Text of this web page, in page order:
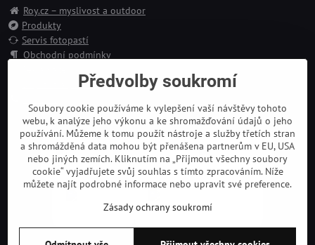
Roy.cz – myslivost a outdoor
Produkty
Servis fotopastí
Obchodní podmínky
Doprava a platbaPředvolby soukromí
Soubory cookie používáme k vylepšení vaší návštěvy tohoto
webu, k analýze jeho výkonu a ke shromažďování údajů o jeho
používání. Můžeme k tomu použít nástroje a služby třetích stran
a shromážděná data mohou být přenášena partnerům v EU, USA
nebo jiných zemích. Kliknutím na „Přijmout všechny soubory
cookie“ vyjadřujete svůj souhlas s tímto zpracováním. Níže
můžete najít podrobné informace nebo upravit své preference.
Zásady ochrany soukromí